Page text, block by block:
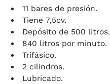
11 bares de presión.
Tiene 7,5cv.
Depósito de 500 litros.
840 litros por minuto.
Trifásico.
2 cilindros.
Lubricado.